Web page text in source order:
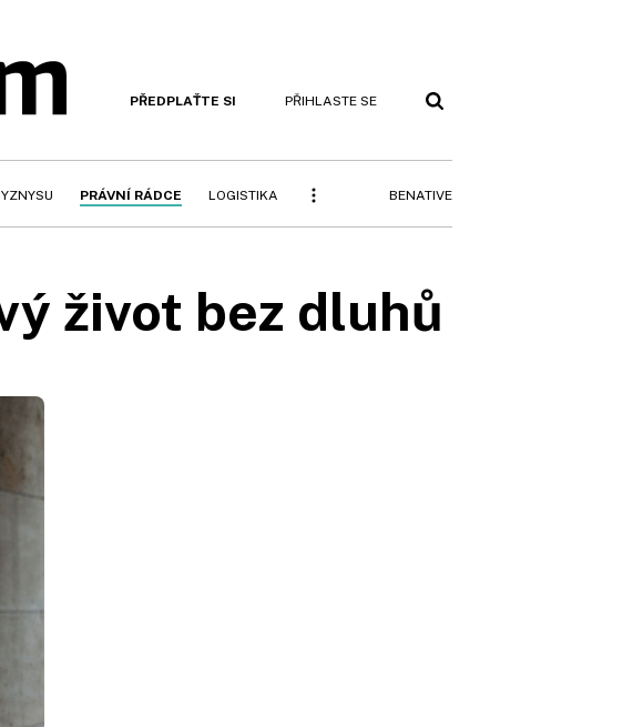
PŘEDPLAŤTE SI PŘIHLASTE SE
PRÁVNÍ RÁDCE LOGISTIKA BENATIVE
život bez dluhů